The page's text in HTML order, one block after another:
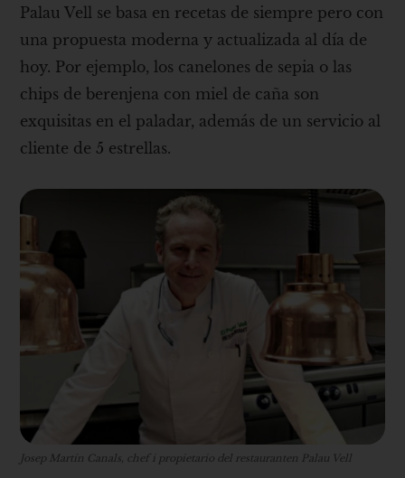
Palau Vell se basa en recetas de siempre pero con
una propuesta moderna y actualizada al día de
hoy. Por ejemplo, los canelones de sepia o las
chips de berenjena con miel de caña son
exquisitas en el paladar, además de un servicio al
cliente de 5 estrellas.
Josep Martín Canals, chef i propietario del restauranten Palau Vell